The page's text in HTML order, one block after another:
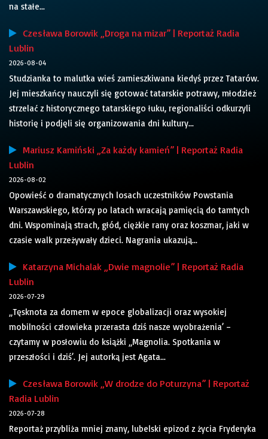
na stałe...
Czesława Borowik „Droga na mizar” | Reportaż Radia
Lublin
2026-08-04
Studzianka to malutka wieś zamieszkiwana kiedyś przez Tatarów.
Jej mieszkańcy nauczyli się gotować tatarskie potrawy, młodzież
strzelać z historycznego tatarskiego łuku, regionaliści odkurzyli
historię i podjęli się organizowania dni kultury...
Mariusz Kamiński „Za każdy kamień” | Reportaż Radia
Lublin
2026-08-02
Opowieść o dramatycznych losach uczestników Powstania
Warszawskiego, którzy po latach wracają pamięcią do tamtych
dni. Wspominają strach, głód, ciężkie rany oraz koszmar, jaki w
czasie walk przeżywały dzieci. Nagrania ukazują...
Katarzyna Michalak „Dwie magnolie” | Reportaż Radia
Lublin
2026-07-29
„Tęsknota za domem w epoce globalizacji oraz wysokiej
mobilności człowieka przerasta dziś nasze wyobrażenia’ –
czytamy w posłowiu do książki „Magnolia. Spotkania w
przeszłości i dziś’. Jej autorką jest Agata...
Czesława Borowik „W drodze do Poturzyna” | Reportaż
Radia Lublin
2026-07-28
Reportaż przybliża mniej znany, lubelski epizod z życia Fryderyka